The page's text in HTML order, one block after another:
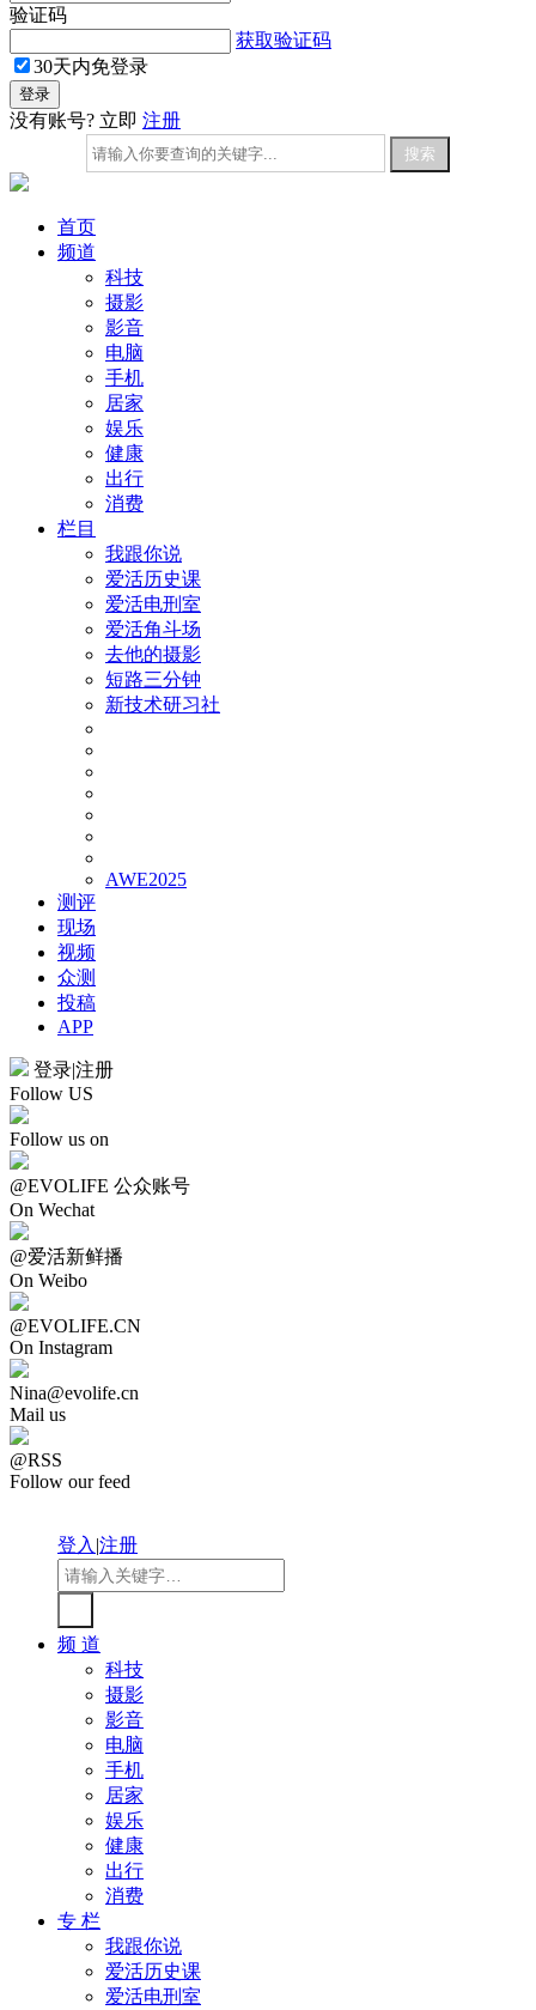
验证码
获取验证码
30天内免登录
没有账号? 立即 注册
首页
频道
科技
摄影
影音
电脑
手机
居家
娱乐
健康
出行
消费
栏目
我跟你说
爱活历史课
爱活电刑室
爱活角斗场
去他的摄影
短路三分钟
新技术研习社
AWE2025
测评
现场
视频
众测
投稿
APP
登录|注册
Follow US
Follow us on
@EVOLIFE 公众账号
On Wechat
@爱活新鲜播
On Weibo
@EVOLIFE.CN
On Instagram
Nina@evolife.cn
Mail us
@RSS
Follow our feed
登入|注册
频 道
科技
摄影
影音
电脑
手机
居家
娱乐
健康
出行
消费
专 栏
我跟你说
爱活历史课
爱活电刑室